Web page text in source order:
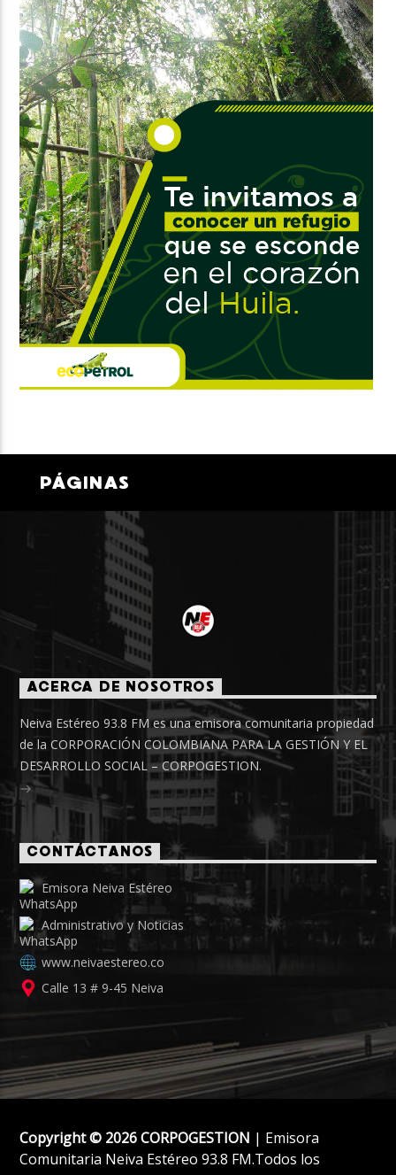
PÁGINAS
ACERCA DE NOSOTROS
Neiva Estéreo 93.8 FM es una emisora comunitaria propiedad
de la CORPORACIÓN COLOMBIANA PARA LA GESTIÓN Y EL
DESARROLLO SOCIAL – CORPOGESTION.
CONTÁCTANOS
Emisora Neiva Estéreo
Administrativo y Noticias
www.neivaestereo.co
Calle 13 # 9-45 Neiva
Copyright © 2026 CORPOGESTION | Emisora
Comunitaria Neiva Estéreo 93.8 FM.Todos los